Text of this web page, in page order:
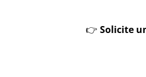
👉 Solicite